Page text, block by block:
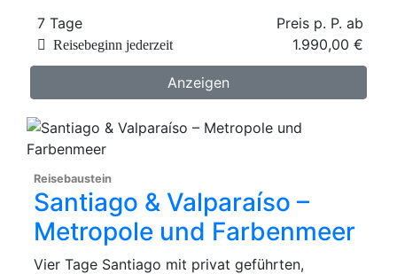
7 Tage
Preis p. P. ab
1.990,00 €
Reisebeginn jederzeit
Anzeigen
Reisebaustein
Santiago & Valparaíso –
Metropole und Farbenmeer
Vier Tage Santiago mit privat geführten,